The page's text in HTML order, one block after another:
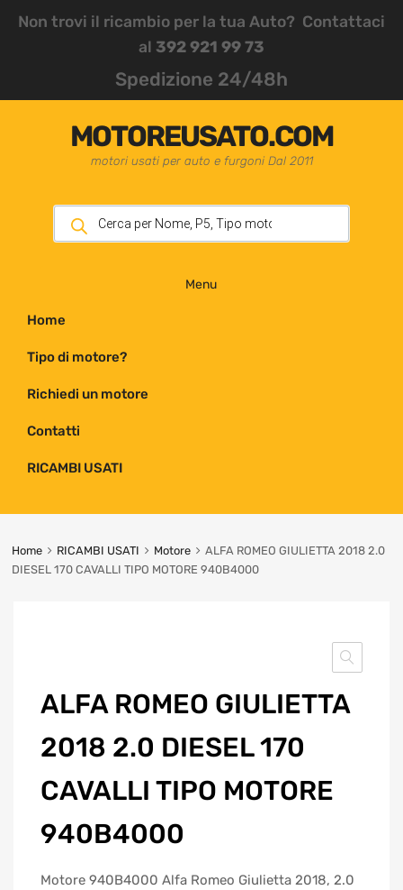
Non trovi il ricambio per la tua Auto? Contattaci
al 392 921 99 73
Spedizione 24/48h
MOTOREUSATO.COM
motori usati per auto e furgoni Dal 2011
Menu
Home
Tipo di motore?
Richiedi un motore
Contatti
RICAMBI USATI
Home RICAMBI USATI Motore
ALFA ROMEO GIULIETTA 2018 2.0
DIESEL 170 CAVALLI TIPO MOTORE 940B4000
ALFA ROMEO GIULIETTA
2018 2.0 DIESEL 170
CAVALLI TIPO MOTORE
940B4000
Motore 940B4000 Alfa Romeo Giulietta 2018, 2.0